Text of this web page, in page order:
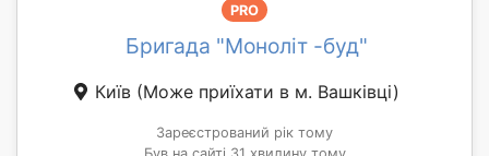
PRO
Бригада "Моноліт -буд"
Київ (Може приїхати в м. Вашківці)
Зареєстрований рік тому